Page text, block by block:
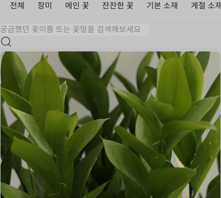
전체 장미 메인 꽃 잔잔한 꽃 기본 소재 계절 소